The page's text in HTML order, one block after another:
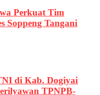
Perkuat Tim
Soppeng Tangani
di Kab. Dogiyai
TPNPB-